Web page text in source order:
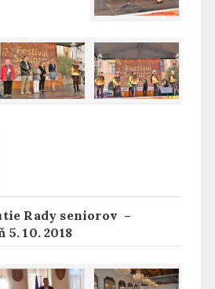
Rady seniorov –
10. 2018